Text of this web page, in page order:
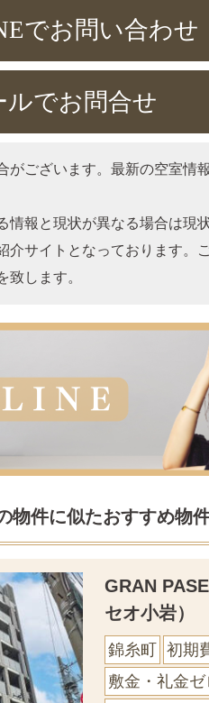
でお問い合わせ
ルでお問合せ
がございます。最新の空室情
情報と現状が異なる場合は現
介サイトとなっております。
致します。
物件に似たおすすめ物
GRAN
セオ小岩）
錦糸町
初期
敷金・礼金ゼ